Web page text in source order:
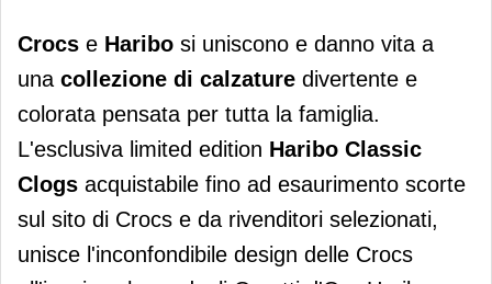
Haribo e Crocs insieme per una linea
Crocs e Haribo si uniscono e danno vita a
una collezione di calzature divertente e
colorata pensata per tutta la famiglia.
L'esclusiva limited edition Haribo Classic
Clogs acquistabile fino ad esaurimento scorte
sul sito di Crocs e da rivenditori selezionati,
unisce l'inconfondibile design delle Crocs